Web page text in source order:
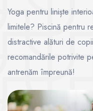
Yoga pentru liniște
limitele? Piscină pentru
distractive alături de
recomandările potrivite
antrenăm împreună!